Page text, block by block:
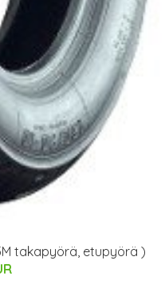
takapyörä, etupyörä )